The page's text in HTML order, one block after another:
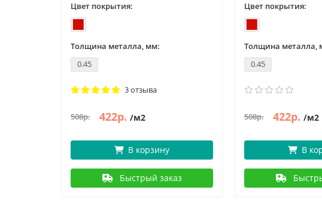
Цвет покрытия:
Толщина металла, мм:
0.45
3 отзыва
508р. 422р. /м2
В корзину
Быстрый заказ
Цвет покрытия:
Толщина металла,
0.45
508р. 422р. /м2
В